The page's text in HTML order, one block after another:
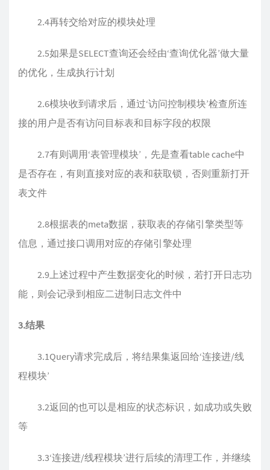
2.4再转交给对应的模块处理
2.5如果是SELECT查询还会经由‘查询优化器’做大量
的优化，生成执行计划
2.6模块收到请求后，通过‘访问控制模块’检查所连
接的用户是否有访问目标表和目标字段的权限
2.7有则调用‘表管理模块’，先是查看table cache中
是否存在，有则直接对应的表和获取锁，否则重新打开
表文件
2.8根据表的meta数据，获取表的存储引擎类型等
信息，通过接口调用对应的存储引擎处理
2.9上述过程中产生数据变化的时候，若打开日志功
能，则会记录到相应二进制日志文件中
3.结果
3.1Query请求完成后，将结果集返回给‘连接进/线
程模块’
3.2返回的也可以是相应的状态标识，如成功或失败
等
3.3‘连接进/线程模块’进行后续的清理工作，并继续